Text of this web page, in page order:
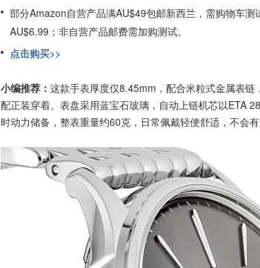
部分Amazon自营产品满AU$49包邮新西兰，需购物车测
AU$6.99；非自营产品邮费需加购测试。
点击购买>>
小编推荐： 这款手表厚度仅8.45mm，配合米粒式金属表链
配正装穿着。表盘采用蓝宝石玻璃，自动上链机芯以ETA
时动力储备，整表重量约60克，日常佩戴轻便舒适，不会有